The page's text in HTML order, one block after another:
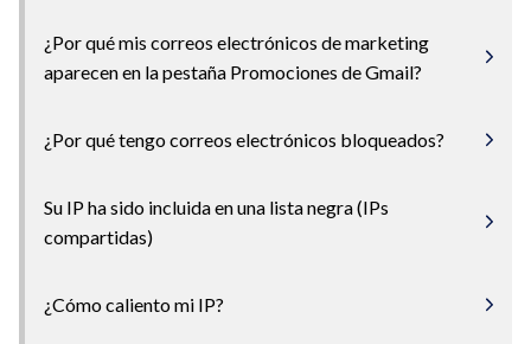
¿Por qué mis correos electrónicos de marketing
aparecen en la pestaña Promociones de Gmail?
¿Por qué tengo correos electrónicos bloqueados?
Su IP ha sido incluida en una lista negra (IPs
compartidas)
¿Cómo caliento mi IP?